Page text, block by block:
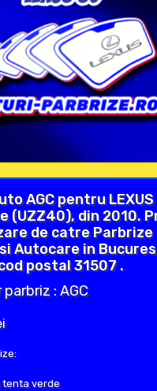
AGC pentru LEXUS
(UZZ40), din 2010.
de catre Parbrize
Autocare in
postal 31507 .
: AGC
tenta verde